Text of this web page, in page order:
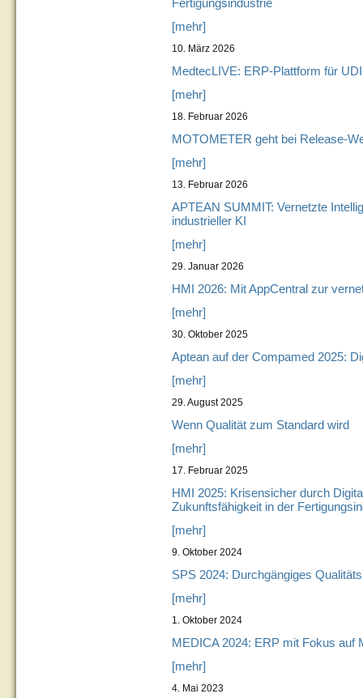
[mehr]
10. März 2026
MedtecLIVE: ERP-Plattform für
[mehr]
18. Februar 2026
MOTOMETER geht bei Release-
[mehr]
13. Februar 2026
APTEAN SUMMIT: Vernetzte
industrieller KI
[mehr]
29. Januar 2026
HMI 2026: Mit AppCentral zur
[mehr]
30. Oktober 2025
Aptean auf der Compamed 2025:
[mehr]
29. August 2025
Wenn Qualität zum Standard wird
[mehr]
17. Februar 2025
HMI 2025: Krisensicher durch
Zukunftsfähigkeit in der
[mehr]
9. Oktober 2024
SPS 2024: Durchgängiges
[mehr]
1. Oktober 2024
MEDICA 2024: ERP mit Fokus auf
[mehr]
4. Mai 2023